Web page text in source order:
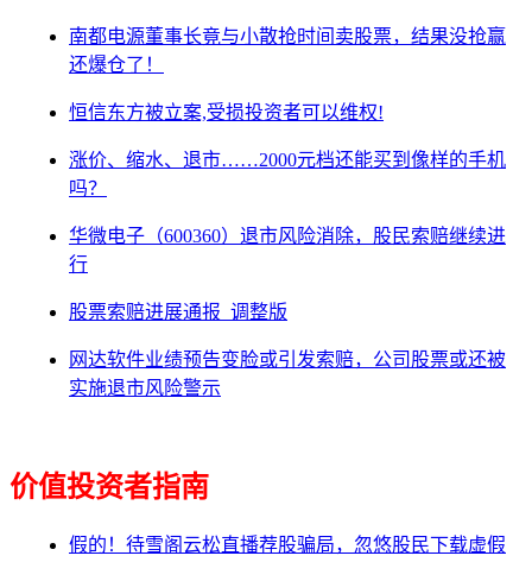
南都电源董事长竟与小散抢时间卖股票，结果没抢赢
还爆仓了！
恒信东方被立案,受损投资者可以维权!
涨价、缩水、退市……2000元档还能买到像样的手机
吗？
华微电子（600360）退市风险消除，股民索赔继续进
行
股票索赔进展通报_调整版
网达软件业绩预告变脸或引发索赔，公司股票或还被
实施退市风险警示
价值投资者指南
假的！待雪阁云松直播荐股骗局，忽悠股民下载虚假